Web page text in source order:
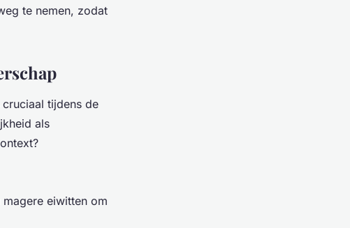
te nemen, zodat
tijdens de
als
eiwitten om